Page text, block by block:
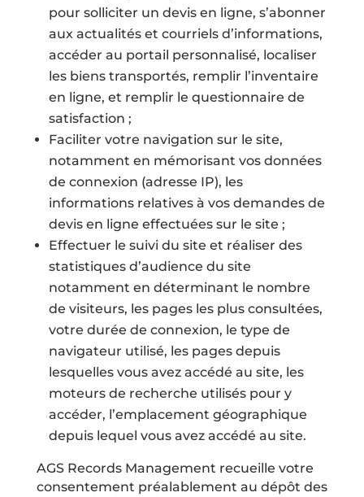
pour solliciter un devis en ligne, s’abonner
aux actualités et courriels d’informations,
accéder au portail personnalisé, localiser
les biens transportés, remplir l’inventaire
en ligne, et remplir le questionnaire de
satisfaction ;
Faciliter votre navigation sur le site,
notamment en mémorisant vos données
de connexion (adresse IP), les
informations relatives à vos demandes de
devis en ligne effectuées sur le site ;
Effectuer le suivi du site et réaliser des
statistiques d’audience du site
notamment en déterminant le nombre
de visiteurs, les pages les plus consultées,
votre durée de connexion, le type de
navigateur utilisé, les pages depuis
lesquelles vous avez accédé au site, les
moteurs de recherche utilisés pour y
accéder, l’emplacement géographique
depuis lequel vous avez accédé au site.
AGS Records Management recueille votre
consentement préalablement au dépôt des